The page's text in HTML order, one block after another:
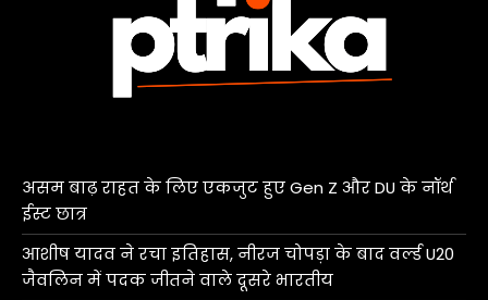
असम बाढ़ राहत के लिए एकजुट हुए Gen Z और DU के नॉर्थ
ईस्ट छात्र
आशीष यादव ने रचा इतिहास, नीरज चोपड़ा के बाद वर्ल्ड U20
जैवलिन में पदक जीतने वाले दूसरे भारतीय